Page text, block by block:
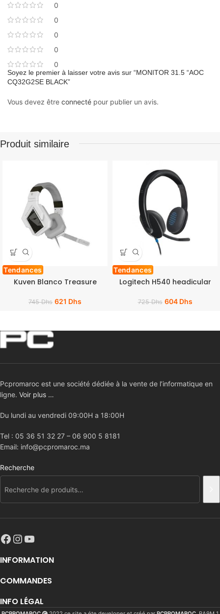
0
0
0
0
0
Soyez le premier à laisser votre avis sur “MONITOR 31.5 “AOC
CQ32G2SE BLACK”
Vous devez être connecté pour publier un avis.
Produit similaire
Tendances
Kuven Blanco Treasure
745Dhs 621 Dhs
Tendances
Logitech H540 headicular
725Dhs 604 Dhs
Pcpromaroc est une société dédiée à la vente de l’informatique en
ligne. Voir plus …
Du lundi au vendredi 09:00H a 18:00H
Tel : 05 36 51 32 27 – 06 900 5 8181
Email: info@pcpromaroc.ma
Recherche
INFORMATION
COMMANDES
INFO LÉGAL